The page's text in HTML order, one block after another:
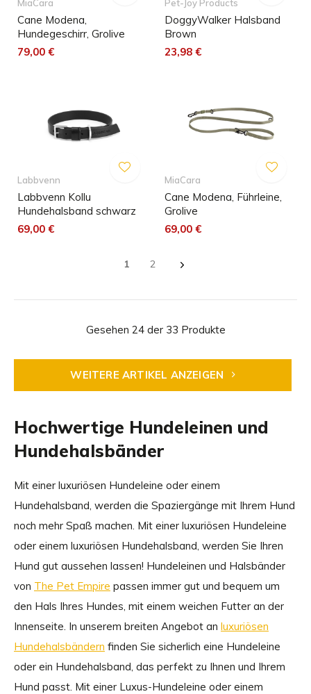
MiaCara
Cane Modena,
Hundegeschirr, Grolive
79,00 €
Pet-Joy Products
DoggyWalker Halsband
Brown
23,98 €
Labbvenn
Labbvenn Kollu
Hundehalsband schwarz
69,00 €
MiaCara
Cane Modena, Führleine,
Grolive
69,00 €
1 2
Gesehen 24 der 33 Produkte
WEITERE ARTIKEL ANZEIGEN
Hochwertige Hundeleinen und
Hundehalsbänder
Mit einer luxuriösen Hundeleine oder einem
Hundehalsband, werden die Spaziergänge mit Ihrem Hund
noch mehr Spaß machen. Mit einer luxuriösen Hundeleine
oder einem luxuriösen Hundehalsband, werden Sie Ihren
Hund gut aussehen lassen! Hundeleinen und Halsbänder
von The Pet Empire passen immer gut und bequem um
den Hals Ihres Hundes, mit einem weichen Futter an der
Innenseite. In unserem breiten Angebot an luxuriösen
Hundehalsbändern finden Sie sicherlich eine Hundeleine
oder ein Hundehalsband, das perfekt zu Ihnen und Ihrem
Hund passt. Mit einer Luxus-Hundeleine oder einem